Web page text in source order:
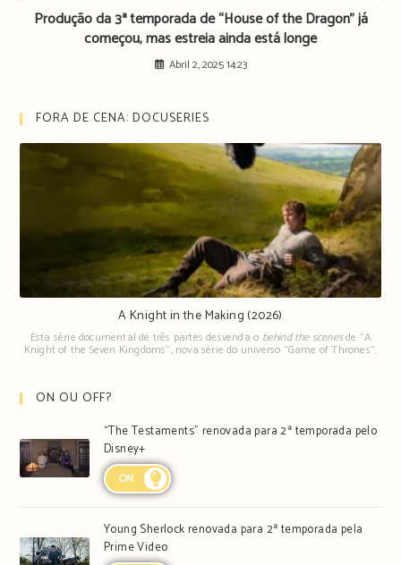
Produção da 3ª temporada de “House of the Dragon” já
começou, mas estreia ainda está longe
Abril 2, 2025 14:23
FORA DE CENA: DOCUSERIES
A Knight in the Making (2026)
Esta série documental de três partes desvenda o behind the scenesde "A
Knight of the Seven Kingdoms", nova série do universo "Game of Thrones".
ON OU OFF?
“The Testaments” renovada para 2ª temporada pelo
Disney+
ON
Young Sherlock renovada para 2ª temporada pela
Prime Video